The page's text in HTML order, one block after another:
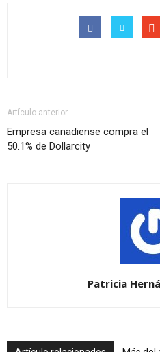
Artículo anterior
Empresa canadiense compra el
50.1% de Dollarcity
Patricia